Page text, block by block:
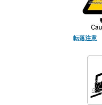
転落注意